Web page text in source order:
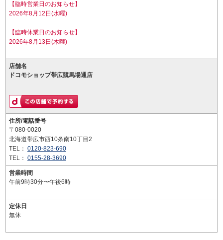
【臨時営業日のお知らせ】
2026年8月12日(水曜)
【臨時休業日のお知らせ】
2026年8月13日(木曜)
店舗名
ドコモショップ帯広競馬場通店
住所/電話番号
〒080-0020
北海道帯広市西10条南10丁目2
TEL： 0120-823-690
TEL： 0155-28-3690
営業時間
午前9時30分〜午後6時
定休日
無休